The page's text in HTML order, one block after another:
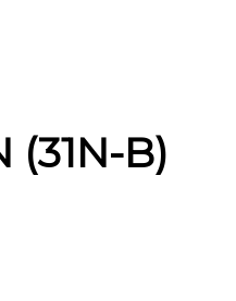
(31N-B)